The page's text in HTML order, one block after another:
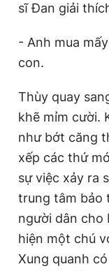
sĩ Đan giải
- Anh mua
con.
Thùy quay
khẽ mỉm cười.
như bớt căng
xếp các thứ
sự việc xảy ra
trung tâm bảo
người dân cho
hiện một chú
Xung quanh